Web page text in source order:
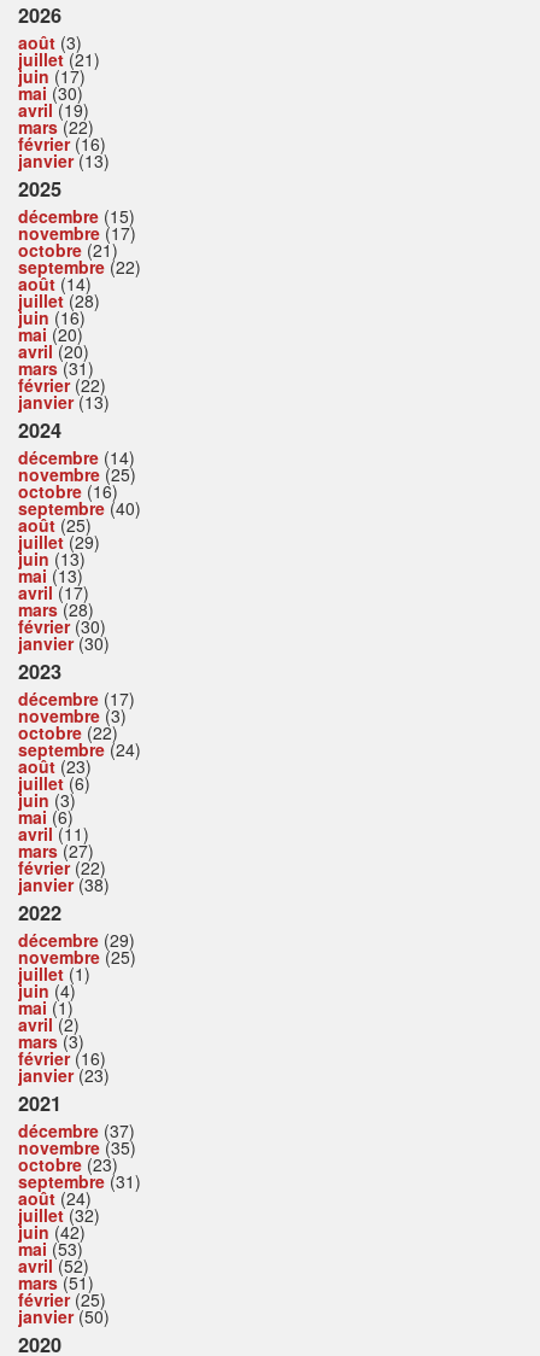
2026
août (3)
juillet(21)
juin (17)
mai (30)
avril(19)
mars(22)
février(16)
janvier(13)
2025
décembre (15)
novembre (17)
octobre (21)
septembre (22)
août (14)
juillet(28)
juin (16)
mai (20)
avril(20)
mars(31)
février(22)
janvier(13)
2024
décembre (14)
novembre (25)
octobre (16)
septembre (40)
août (25)
juillet(29)
juin (13)
mai (13)
avril(17)
mars(28)
février(30)
janvier(30)
2023
décembre (17)
novembre (3)
octobre (22)
septembre (24)
août (23)
juillet(6)
juin (3)
mai (6)
avril(11)
mars(27)
février(22)
janvier(38)
2022
décembre (29)
novembre (25)
juillet (1)
juin (4)
mai (1)
avril(2)
mars(3)
février(16)
janvier(23)
2021
décembre (37)
novembre (35)
octobre (23)
septembre (31)
août (24)
juillet(32)
juin (42)
mai (53)
avril(52)
mars(51)
février(25)
janvier(50)
2020